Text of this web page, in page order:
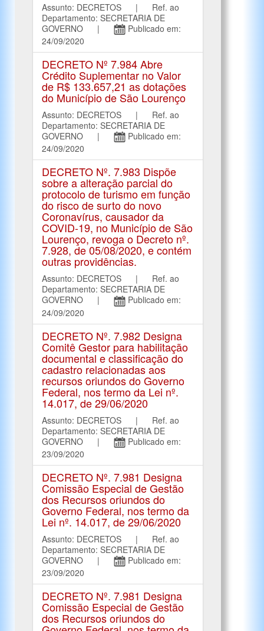
Assunto: DECRETOS | Ref. ao
Departamento: SECRETARIA DE
GOVERNO |
Publicado em:
24/09/2020
DECRETO Nº 7.984 Abre
Crédito Suplementar no Valor
de R$ 133.657,21 as dotações
do Município de São Lourenço
Assunto: DECRETOS | Ref. ao
Departamento: SECRETARIA DE
GOVERNO |
Publicado em:
24/09/2020
DECRETO Nº. 7.983 Dispõe
sobre a alteração parcial do
protocolo de turismo em função
do risco de surto do novo
Coronavírus, causador da
COVID-19, no Município de São
Lourenço, revoga o Decreto nº.
7.928, de 05/08/2020, e contém
outras providências.
Assunto: DECRETOS | Ref. ao
Departamento: SECRETARIA DE
GOVERNO |
Publicado em:
24/09/2020
DECRETO Nº. 7.982 Designa
Comitê Gestor para habilitação
documental e classificação do
cadastro relacionadas aos
recursos oriundos do Governo
Federal, nos termo da Lei nº.
14.017, de 29/06/2020
Assunto: DECRETOS | Ref. ao
Departamento: SECRETARIA DE
GOVERNO |
Publicado em:
23/09/2020
DECRETO Nº. 7.981 Designa
Comissão Especial de Gestão
dos Recursos oriundos do
Governo Federal, nos termo da
Lei nº. 14.017, de 29/06/2020
Assunto: DECRETOS | Ref. ao
Departamento: SECRETARIA DE
GOVERNO |
Publicado em:
23/09/2020
DECRETO Nº. 7.981 Designa
Comissão Especial de Gestão
dos Recursos oriundos do